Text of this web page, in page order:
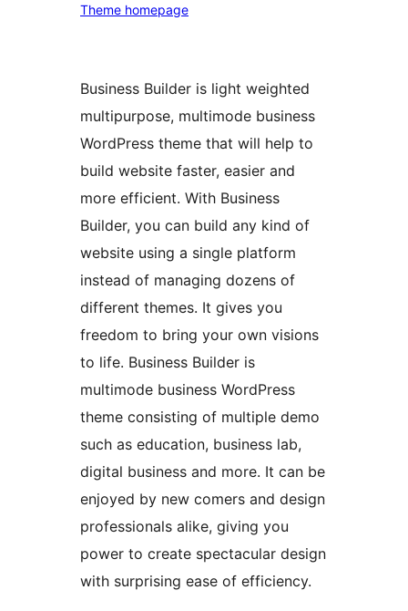
Theme homepage
Business Builder is light weighted
multipurpose, multimode business
WordPress theme that will help to
build website faster, easier and
more efficient. With Business
Builder, you can build any kind of
website using a single platform
instead of managing dozens of
different themes. It gives you
freedom to bring your own visions
to life. Business Builder is
multimode business WordPress
theme consisting of multiple demo
such as education, business lab,
digital business and more. It can be
enjoyed by new comers and design
professionals alike, giving you
power to create spectacular design
with surprising ease of efficiency.